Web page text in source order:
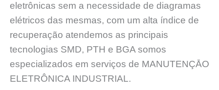
eletrônicas sem a necessidade de diagramas
elétricos das mesmas, com um alta índice de
recuperação atendemos as principais
tecnologias SMD, PTH e BGA somos
especializados em serviços de MANUTENÇĀO
ELETRÔNICA INDUSTRIAL.